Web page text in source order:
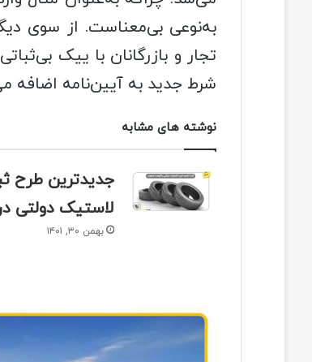
به‌نوعی بی‌معناست. از سوی
تجار و بازرگانان با ییک
شرط جدید به آیین‌نامه اضافه
نوشته های مشابه
جدیدترین طرح
لاستیک دولتی در
بهمن ۳۰, ۱۴۰۱